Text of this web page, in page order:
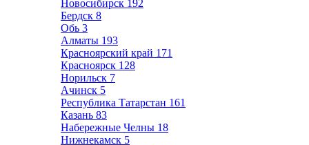
Новосибирск 192
Бердск 8
Обь 3
Алматы 193
Красноярский край 171
Красноярск 128
Норильск 7
Ачинск 5
Республика Татарстан 161
Казань 83
Набережные Челны 18
Нижнекамск 5